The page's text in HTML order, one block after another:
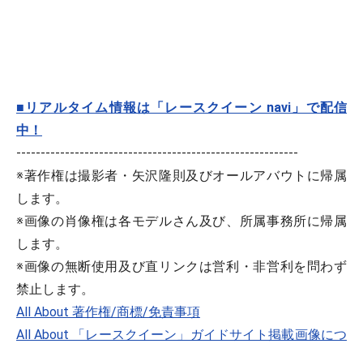
■リアルタイム情報は「レースクイーン navi」で配信
中！
----------------------------------------------------------
※著作権は撮影者・矢沢隆則及びオールアバウトに帰属
します。
※画像の肖像権は各モデルさん及び、所属事務所に帰属
します。
※画像の無断使用及び直リンクは営利・非営利を問わず
禁止します。
All About 著作権/商標/免責事項
All About 「レースクイーン」ガイドサイト掲載画像につ